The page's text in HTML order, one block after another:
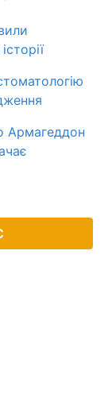
Армагеддон